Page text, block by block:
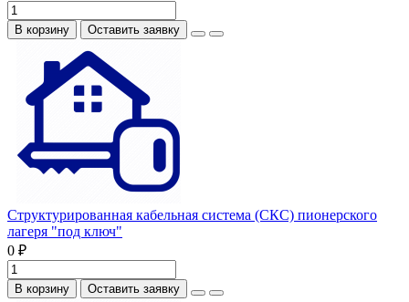
В корзину Оставить заявку
Структурированная кабельная система (СКС) пионерского
лагеря "под ключ"
0 ₽
В корзину Оставить заявку